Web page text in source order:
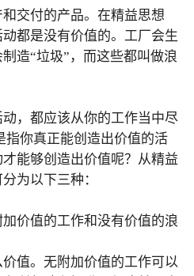
交付的产品。在精益思想
都是没有价值的。工厂会生
造“垃圾”，而这些都叫做浪
，都应该从你的工作当中尽
指你真正能创造出价值的活
能够创造出价值呢？从精益
为以下三种：
价值的工作和没有价值的浪
值。无附加价值的工作可以